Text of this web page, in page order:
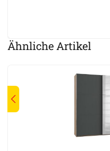
Ähnliche Artikel